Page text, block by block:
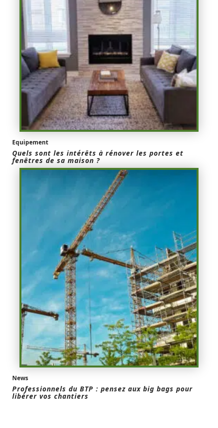
Equipement
Quels sont les intérêts à rénover les portes et
fenêtres de sa maison ?
News
Professionnels du BTP : pensez aux big bags pour
libérer vos chantiers